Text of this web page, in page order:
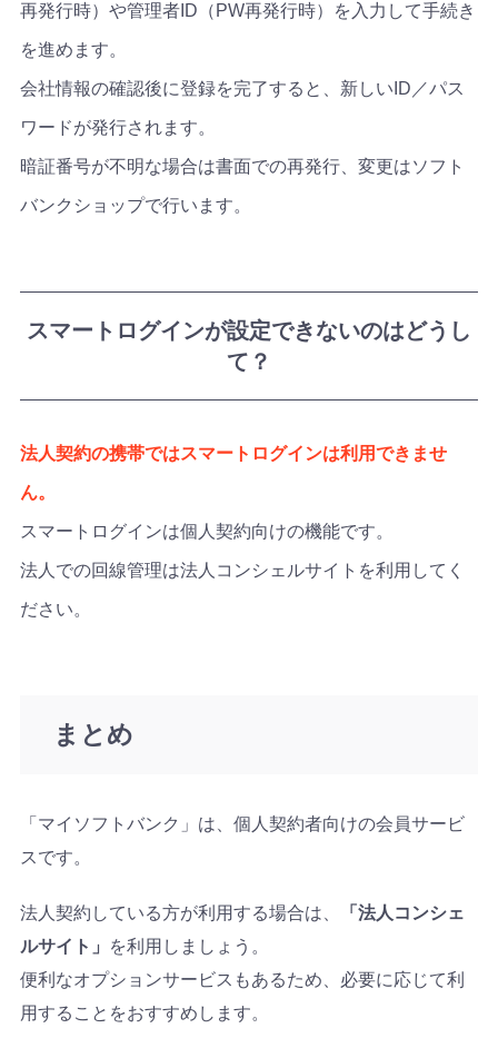
再発行時）や管理者ID（PW再発行時）を入力して手続き
を進めます。
会社情報の確認後に登録を完了すると、新しいID／パス
ワードが発行されます。
暗証番号が不明な場合は書面での再発行、変更はソフト
バンクショップで行います。
スマートログインが設定できないのはどうし
て？
法人契約の携帯ではスマートログインは利用できませ
ん。
スマートログインは個人契約向けの機能です。
法人での回線管理は法人コンシェルサイトを利用してく
ださい。
まとめ
「マイソフトバンク」は、個人契約者向けの会員サービ
スです。
法人契約している方が利用する場合は、
「法人コンシェ
ルサイト」
を利用しましょう。
便利なオプションサービスもあるため、必要に応じて利
用することをおすすめします。